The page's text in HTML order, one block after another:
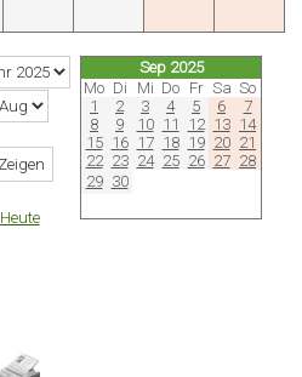
Heute
Sep 2025
Mo Di Mi Do Fr Sa So
1
2 3 4 5 6
7
8
9 10 11 12 13 14
15 16 17 18 19 20 21
22 23 24 25 26 27 28
29 30